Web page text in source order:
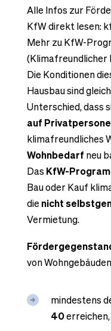
Alle Infos zur
KfW direkt lesen:
Mehr zu KfW-
(Klimafreundlicher
Die Konditionen
Hausbau sind
Unterschied, dass
auf
klimafreundliches
Wohnbedarf neu
Das KfW-
Bau oder Kauf
die nicht
Vermietung.
von
mindestens
40erreichen,